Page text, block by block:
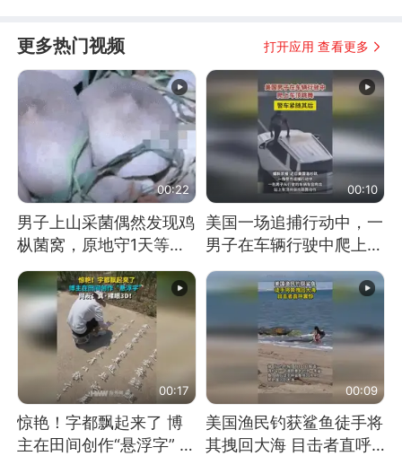
更多热门视频 打开应用 查看更多
00:22
男子上山采菌偶然发现鸡
枞菌窝，原地守1天等它
长大：挖了140多朵
00:10
美国一场追捕行动中，一
男子在车辆行驶中爬上车
顶跳舞。（新京报）
00:17
惊艳！字都飘起来了 博
主在田间创作“悬浮字” 网
00:09
美国渔民钓获鲨鱼徒手将
其拽回大海 目击者直呼